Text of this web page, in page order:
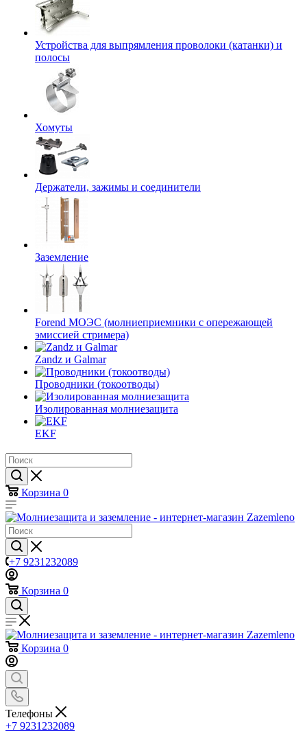
Устройства для выпрямления проволоки (катанки) и
полосы
Хомуты
Держатели, зажимы и соединители
Заземление
Forend МОЭС (молниеприемники с опережающей
эмиссией стримера)
Zandz и Galmar
Проводники (токоотводы)
Изолированная молниезащита
EKF
Корзина 0
+7 9231232089
Корзина 0
Корзина 0
Телефоны
+7 9231232089